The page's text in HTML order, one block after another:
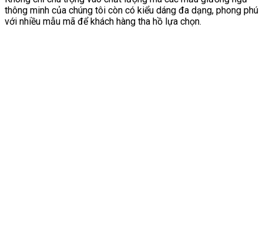
thông minh của chúng tôi còn có kiểu dáng đa dạng, phong phú
với nhiều mẫu mã để khách hàng tha hồ lựa chọn.